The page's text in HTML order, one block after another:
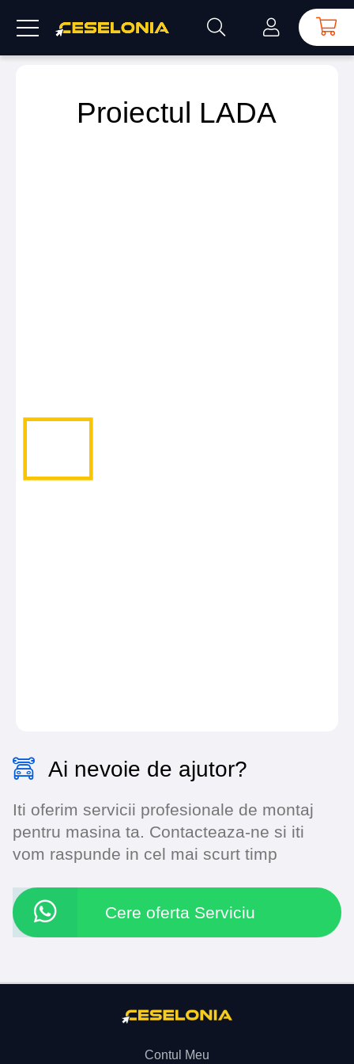
Proiectul LADA
Ai nevoie de ajutor?
Iti oferim servicii profesionale de montaj
pentru masina ta. Contacteaza-ne si iti
vom raspunde in cel mai scurt timp
Cere oferta Serviciu
Contul Meu